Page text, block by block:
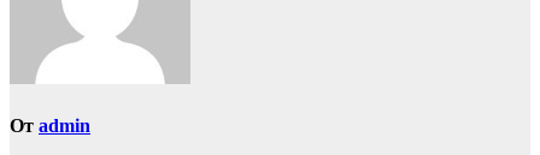
От admin